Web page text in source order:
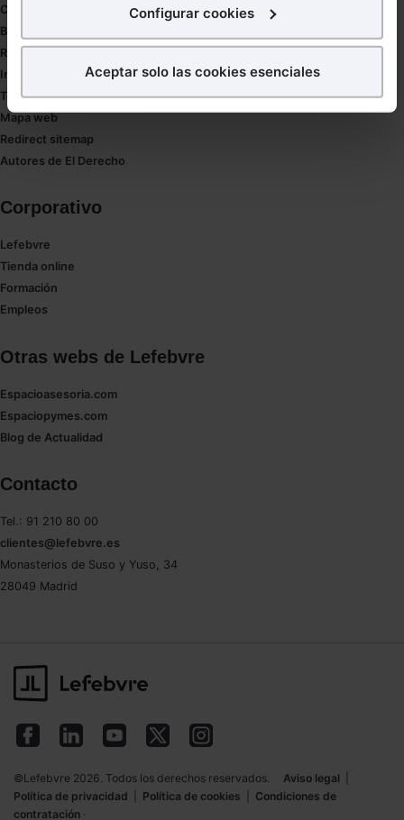
¿Qué puedes hacer?
en la web sea óptima
Puedes
todas las cookies excepto aquellas imprescindibles.
seleccionar solo aquellas que quieras permitir en tu
navegador. Si no seleccionas ninguna utilizaremos
las que sean indispensables para la navegación.
Saber más acerca de las cookies
Configurar cookies
Aceptar solo las cookies esenciales
Compliance
Buenas Prácticas Tributarias
RGPD
Innovación
Tesauro
Mapa web
Redirect sitemap
Autores de El Derecho
Corporativo
Lefebvre
Tienda online
Formación
Empleos
Otras webs de Lefebvre
Espacioasesoria.com
Espaciopymes.com
Blog de Actualidad
Contacto
Tel.: 91 210 80 00
clientes@lefebvre.es
Monasterios de Suso y Yuso, 34
28049 Madrid
©Lefebvre 2026. Todos los derechos reservados. Aviso legal
Política de privacidad
Política de cookies
Condiciones de
contratación ·